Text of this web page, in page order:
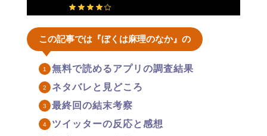
この記事では『ぼくは麻理のなか』の
無料で読めるアプリの調査結果
ネタバレと見どころ
最終回の結末考察
ツイッターの反応と感想